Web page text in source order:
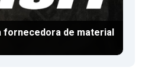
fornecedora de material